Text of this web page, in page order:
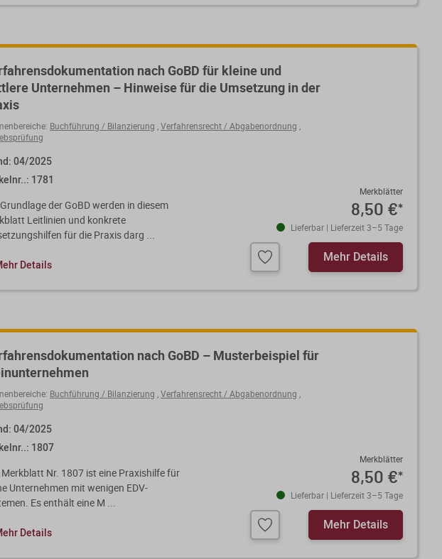
nach GoBD für kleine und
Unternehmen – Hinweise für die Umsetzung in der
Buchführung / Bilanzierung Verfahrensrecht / Abgabenordnung
04/2025
1781
der GoBD werden in diesem
Leitlinien und konkrete
für die Praxis darg ...
Details
Merkblätter
8,50 €*
Lieferbar | Lieferzeit 3–5 Tage
Mehr Details
nach GoBD – Musterbeispiel für
Buchführung / Bilanzierung Verfahrensrecht / Abgabenordnung
04/2025
1807
Merkblatt Nr. 1807 ist eine Praxishilfe für
Unternehmen mit wenigen EDV-
Es enthält eine M ...
Details
Merkblätter
8,50 €*
Lieferbar | Lieferzeit 3–5 Tage
Mehr Details